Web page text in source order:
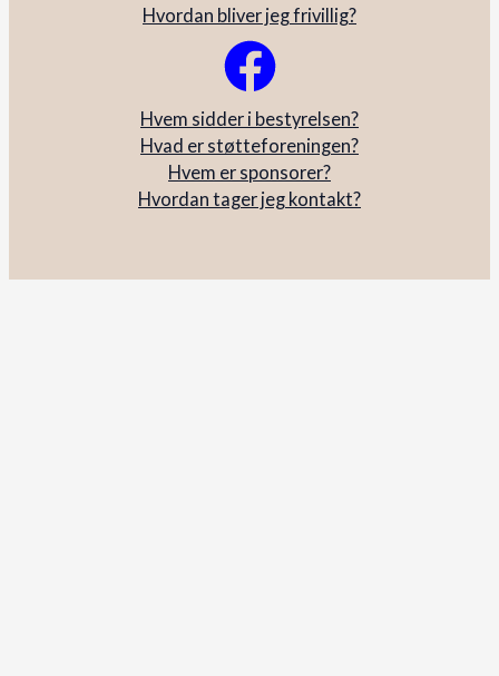
Hvordan bliver jeg frivillig?
Hvem sidder i bestyrelsen?
Hvad er støtteforeningen?
Hvem er sponsorer?
Hvordan tager jeg kontakt?